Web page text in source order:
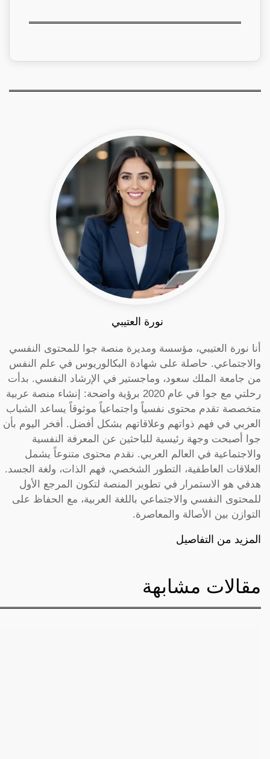
نورة العتيبي
أنا نورة العتيبي، مؤسسة ومديرة منصة جوا للمحتوى النفسي
والاجتماعي. حاصلة على شهادة البكالوريوس في علم النفس
من جامعة الملك سعود، وماجستير في الإرشاد النفسي. بدأت
رحلتي مع جوا في عام 2020 برؤية واضحة: إنشاء منصة عربية
متخصصة تقدم محتوى نفسياً واجتماعياً موثوقاً يساعد الشباب
العربي في فهم ذواتهم وعلاقاتهم بشكل أفضل. أفخر اليوم بأن
جوا أصبحت وجهة رئيسية للباحثين عن المعرفة النفسية
والاجتماعية في العالم العربي. نقدم محتوى متنوعاً يشمل
العلاقات العاطفية، التطور الشخصي، فهم الذات، ولغة الجسد.
هدفي هو الاستمرار في تطوير المنصة لتكون المرجع الأول
للمحتوى النفسي والاجتماعي باللغة العربية، مع الحفاظ على
التوازن بين الأصالة والمعاصرة.
المزيد من التفاصيل
مقالات مشابهة